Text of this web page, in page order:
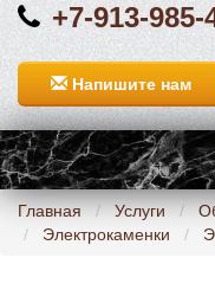
+7-913-985-
Напишите нам
Главная
Услуги
Электрокаменки